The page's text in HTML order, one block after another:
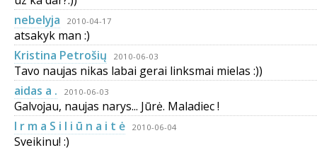
nebelyja
2010-04-17
atsakyk man :)
Kristina Petrošių
2010-06-03
Tavo naujas nikas labai gerai linksmai mielas :))
aidas a .
2010-06-03
Galvojau, naujas narys... Jūrė. Maladiec !
I r m a S i l i ū n a i t ė
2010-06-04
Sveikinu! :)